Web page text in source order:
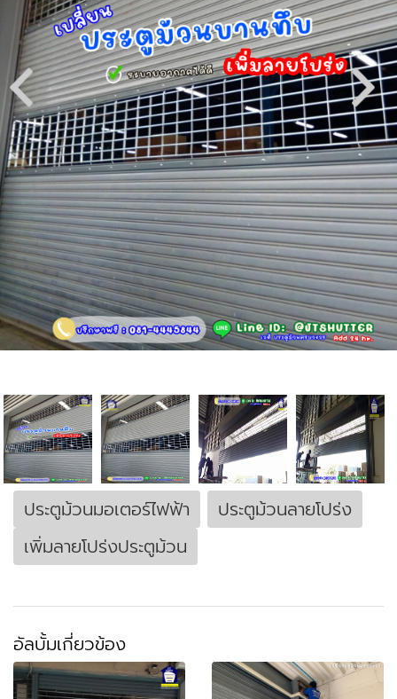
ประตูม้วนมอเตอร์ไฟฟ้า
ประตูม้วนลายโปร่ง
เพิ่มลายโปร่งประตูม้วน
อัลบั้มเกี่ยวข้อง